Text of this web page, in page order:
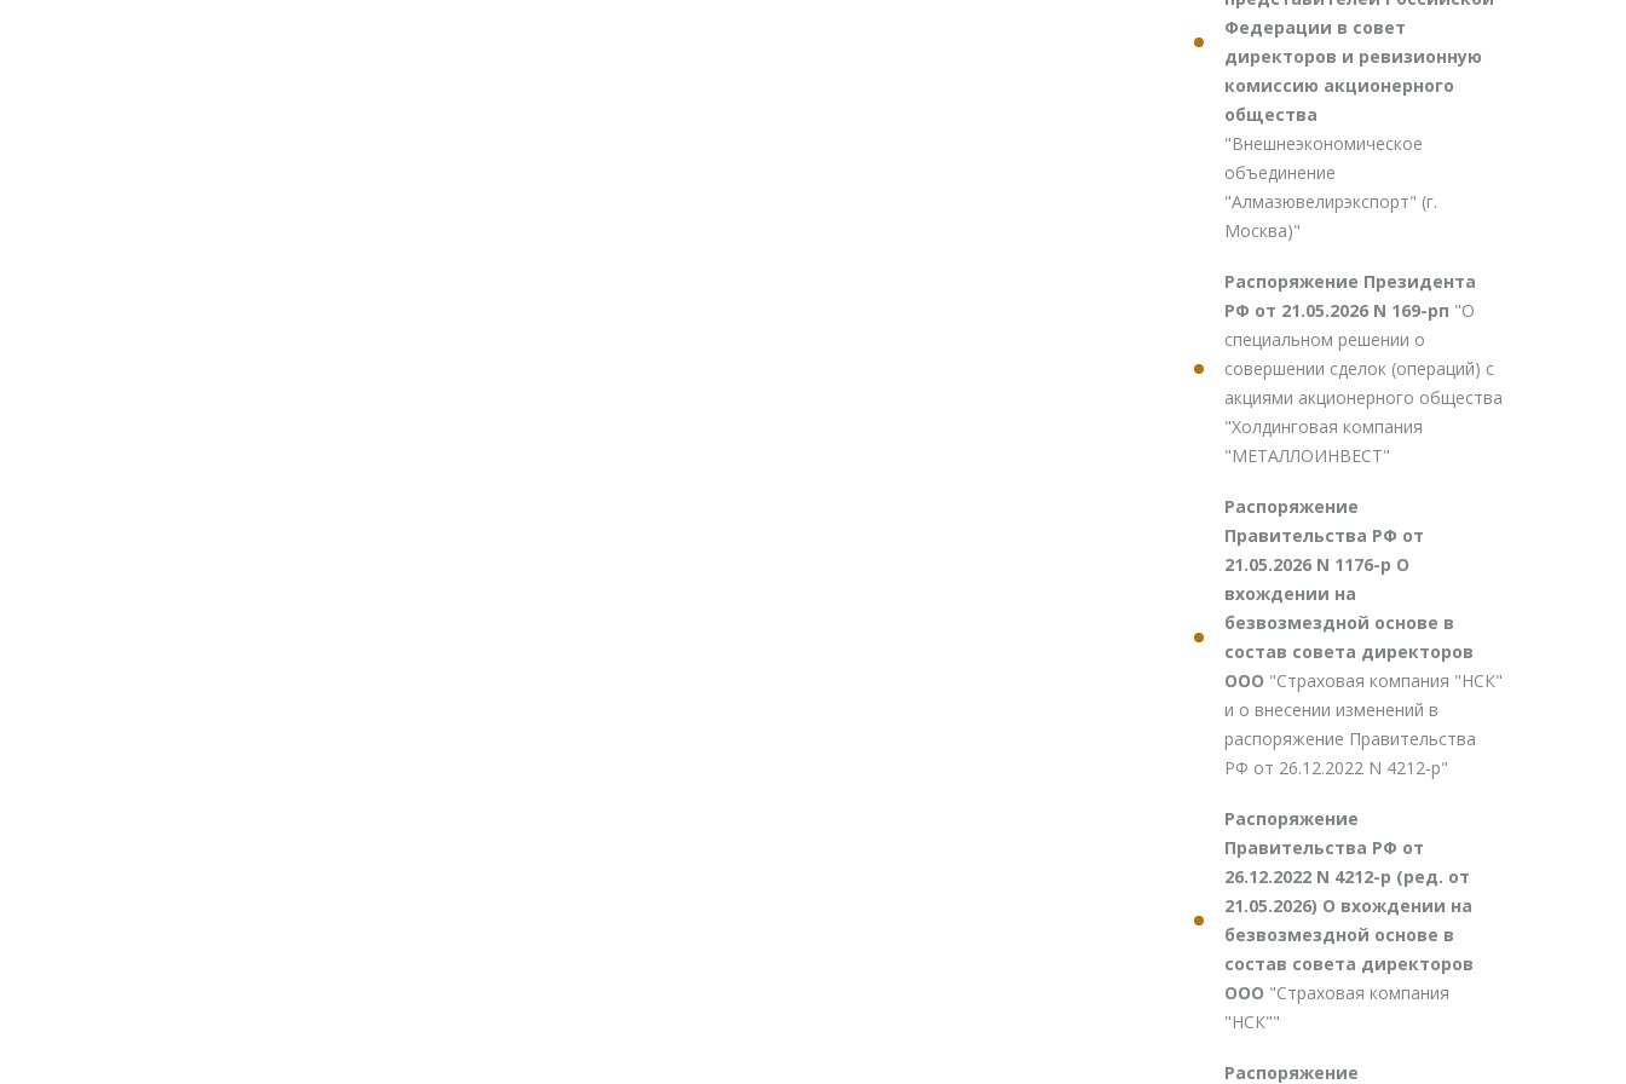
Федерации в совет
директоров и ревизионную
комиссию акционерного
общества
"Внешнеэкономическое
объединение
"Алмазювелирэкспорт" (г.
Москва)"
Распоряжение Президента
РФ от 21.05.2026 N 169-рп "О
специальном решении о
совершении сделок (операций) с
акциями акционерного общества
"Холдинговая компания
"МЕТАЛЛОИНВЕСТ"
Распоряжение
Правительства РФ от
21.05.2026 N 1176-р О
вхождении на
безвозмездной основе в
состав совета директоров
ООО "Страховая компания "НСК"
и о внесении изменений в
распоряжение Правительства
РФ от 26.12.2022 N 4212-р"
Распоряжение
Правительства РФ от
26.12.2022 N 4212-р (ред. от
21.05.2026) О вхождении на
безвозмездной основе в
состав совета директоров
ООО "Страховая компания
"НСК""
Распоряжение